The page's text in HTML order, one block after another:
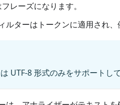
レーズになります。
ルターはトークンに適用され
UTF-8 形式のみをサポート